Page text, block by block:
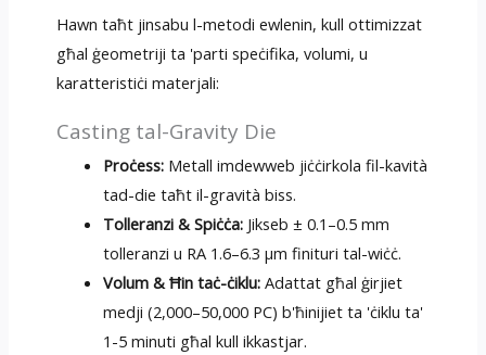
Hawn taħt jinsabu l-metodi ewlenin, kull ottimizzat
għal ġeometriji ta 'parti speċifika, volumi, u
karatteristiċi materjali:
Casting tal-Gravity Die
Proċess: Metall imdewweb jiċċirkola fil-kavità
tad-die taħt il-gravità biss.
Tolleranzi & Spiċċa: Jikseb ± 0.1–0.5 mm
tolleranzi u RA 1.6–6.3 µm finituri tal-wiċċ.
Volum & Ħin taċ-ċiklu: Adattat għal ġirjiet
medji (2,000–50,000 PC) b'ħinijiet ta 'ċiklu ta'
1-5 minuti għal kull ikkastjar.